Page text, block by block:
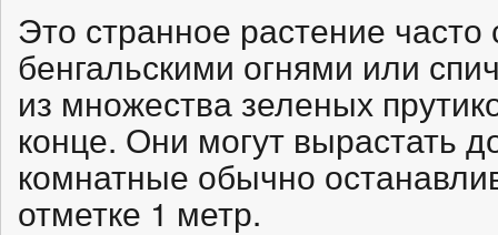
Это странное растение
бенгальскими огнями или
из множества зеленых
конце. Они могут вырастать
комнатные обычно
отметке 1 метр.